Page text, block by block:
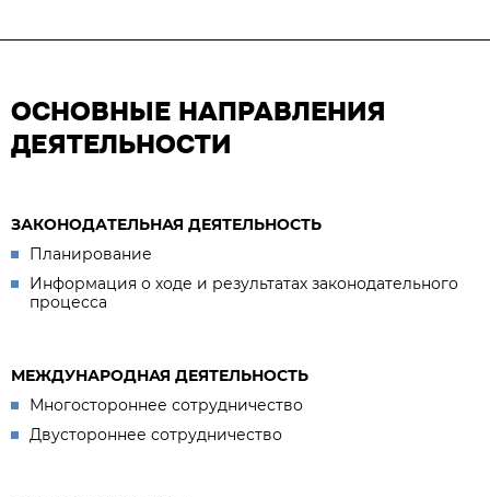
ОСНОВНЫЕ НАПРАВЛЕНИЯ
ДЕЯТЕЛЬНОСТИ
ЗАКОНОДАТЕЛЬНАЯ ДЕЯТЕЛЬНОСТЬ
Планирование
Информация о ходе и результатах законодательного
процесса
МЕЖДУНАРОДНАЯ ДЕЯТЕЛЬНОСТЬ
Многостороннее сотрудничество
Двустороннее сотрудничество